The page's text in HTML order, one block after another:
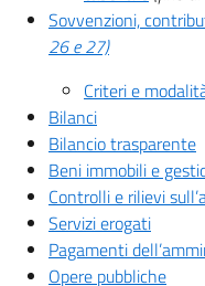
Sovvenzioni,
26 e 27)
Criteri e
Bilanci
Bilancio trasparente
Beni immobili e
Controlli e rilievi
Servizi erogati
Pagamenti
Opere pubbliche